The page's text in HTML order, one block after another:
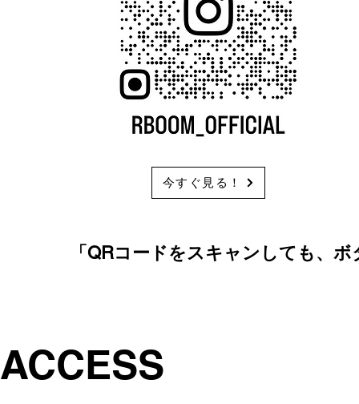
今すぐ見る！
「QRコードをスキャンしても、
ACCESS